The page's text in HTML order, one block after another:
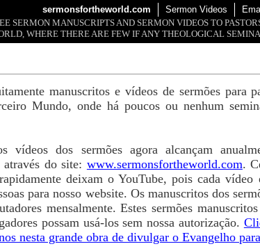
sermonsfortheworld.com Sermon Videos
SERMON MANUSCRIPTS AND SERMON VIDEOS TO
WHERE THERE ARE FEW IF ANY THEOLOGICAL
manuscritos e vídeos de sermões para
Mundo, onde há poucos ou nenhum
vídeos dos sermões agora alcançam
do site: www.sermonsfortheworld.com.
deixam o YouTube, pois cada vídeo
para nosso website. Os manuscritos dos
mensalmente. Estes sermões
possam usá-los sem nossa autorização.
nesta grande obra de divulgar o Evangelho